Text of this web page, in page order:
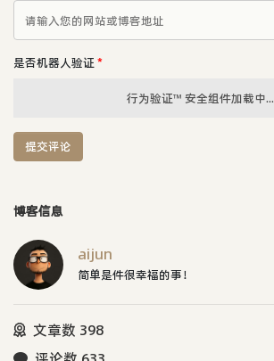
是否机器人验证 *
行为验证™ 安全组件加载中...
提交评论
博客信息
aijun
简单是件很幸福的事！
文章数 398